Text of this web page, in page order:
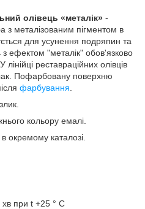
олівець «металік» -
з металізованим пігментом в
для усунення подряпин та
ефектом "металік" обов'язково
. У лінійці реставраційних олівців
Пофарбовану поверхню
фарбування
кольору емалі.
окремому каталозі.
при t +25 ° С